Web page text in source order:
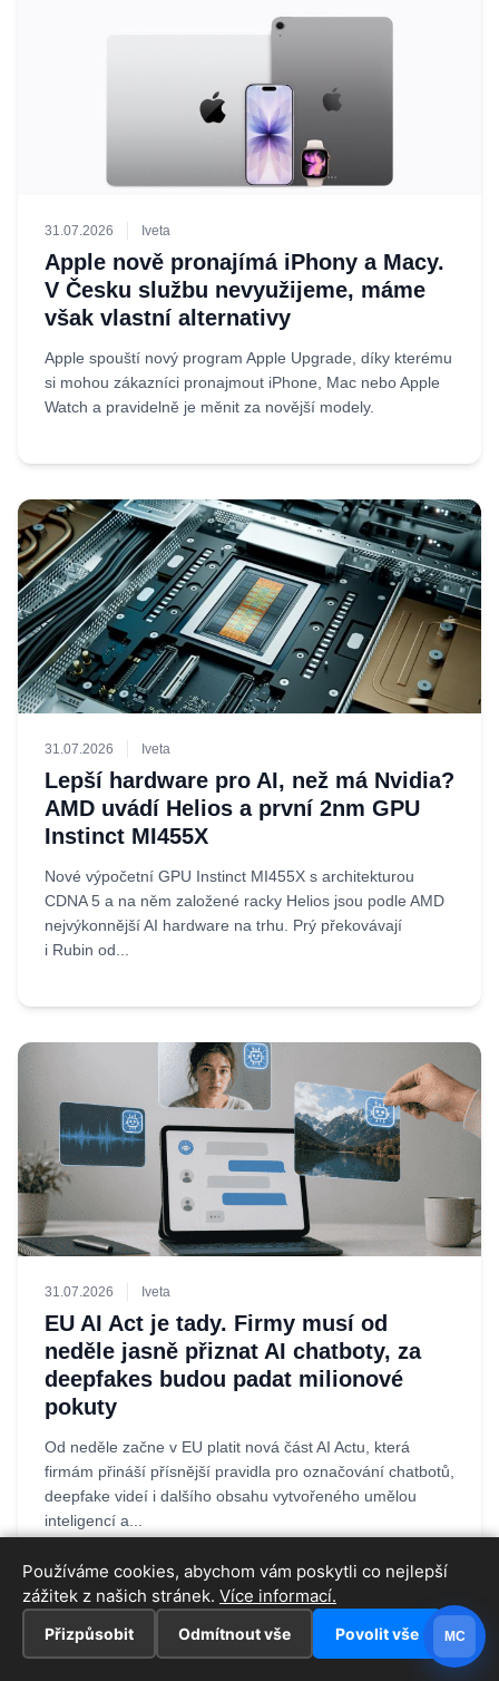
31.07.2026 Iveta
Apple nově pronajímá iPhony a Macy.
V Česku službu nevyužijeme, máme
však vlastní alternativy
Apple spouští nový program Apple Upgrade, díky kterému
si mohou zákazníci pronajmout iPhone, Mac nebo Apple
Watch a pravidelně je měnit za novější modely.
31.07.2026 Iveta
Lepší hardware pro AI, než má Nvidia?
AMD uvádí Helios a první 2nm GPU
Instinct MI455X
Nové výpočetní GPU Instinct MI455X s architekturou
CDNA 5 a na něm založené racky Helios jsou podle AMD
nejvýkonnější AI hardware na trhu. Prý překovávají
i Rubin od...
31.07.2026 Iveta
EU AI Act je tady. Firmy musí od
neděle jasně přiznat AI chatboty, za
deepfakes budou padat milionové
pokuty
Od neděle začne v EU platit nová část AI Actu, která
firmám přináší přísnější pravidla pro označování chatbotů,
deepfake videí i dalšího obsahu vytvořeného umělou
inteligencí a...
Používáme cookies, abychom vám poskytli co nejlepší
zážitek z našich stránek. Více informací.
Přizpůsobit Odmítnout vše Povolit vše MC